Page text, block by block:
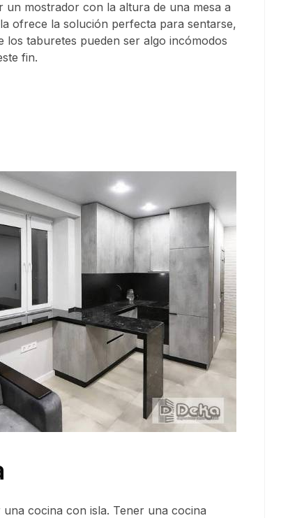
un mostrador con la altura de una mesa a
ofrece la solución perfecta para sentarse,
los taburetes pueden ser algo incómodos
fin.
cocina con isla. Tener una cocina